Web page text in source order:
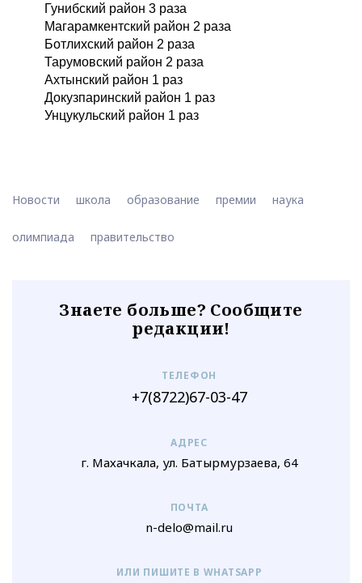
Гунибский район 3 раза
Магарамкентский район 2 раза
Ботлихский район 2 раза
Тарумовский район 2 раза
Ахтынский район 1 раз
Докузпаринский район 1 раз
Унцукульский район 1 раз
Новости школа образование премии наука
олимпиада правительство
Знаете больше? Сообщите
редакции!
ТЕЛЕФОН
+7(8722)67-03-47
АДРЕС
г. Махачкала, ул. Батырмурзаева, 64
ПОЧТА
n-delo@mail.ru
ИЛИ ПИШИТЕ В WHATSAPP